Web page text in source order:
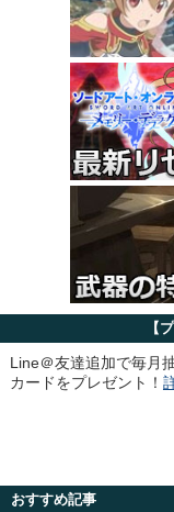
【
Line＠友達追加で毎月
カードをプレゼント！
おすすめ記事